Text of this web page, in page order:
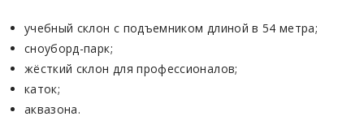
учебный склон с подъемником длиной в 54 метра;
сноуборд-парк;
жёсткий склон для профессионалов;
каток;
аквазона.